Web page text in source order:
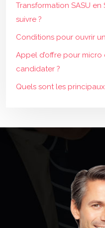
Transformation SASU
suivre ?
Conditions pour ouvrir
Appel d’offre pour
candidater ?
Quels sont les